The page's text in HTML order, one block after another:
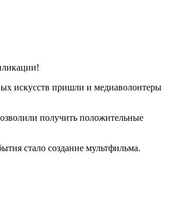
искусств пришли и медиаволонтеры
получить положительные
стало создание мультфильма.